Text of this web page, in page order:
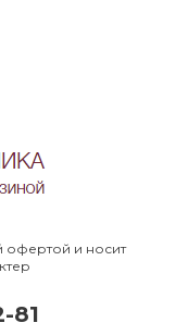
офертой и носит
81